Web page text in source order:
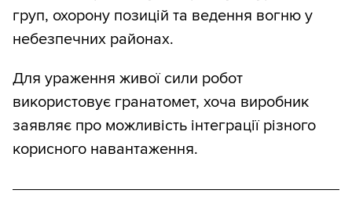
груп, охорону позицій та ведення вогню у
небезпечних районах.
Для ураження живої сили робот
використовує гранатомет, хоча виробник
заявляє про можливість інтеграції різного
корисного навантаження.